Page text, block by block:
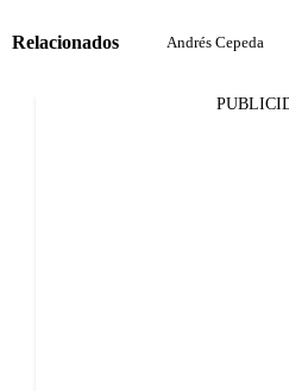
Relacionados Andrés Cepeda